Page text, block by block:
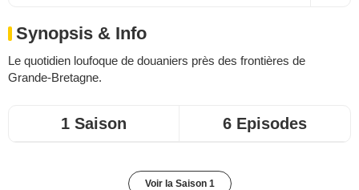
Synopsis & Info
Le quotidien loufoque de douaniers près des frontières de
Grande-Bretagne.
1 Saison 6 Episodes
Voir la Saison 1